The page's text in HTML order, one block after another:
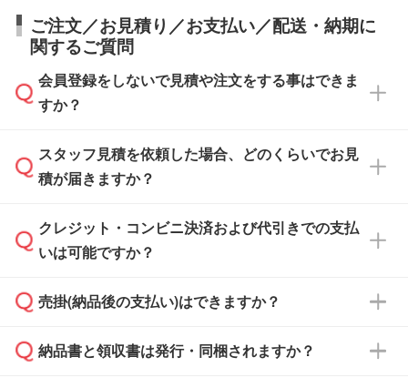
ご注文／お見積り／お支払い／配送・納期に
関するご質問
会員登録をしないで見積や注文をする事はできま
すか？
可能です。見積・注文フォームにて『ゲストの
まま進む』ボタンからお進みのうえ、ご依頼く
スタッフ見積を依頼した場合、どのくらいでお見
積が届きますか？
通常、翌営業日までにお送りしております。混
雑状況によっては、お時間をいただくこともご
依頼いただいた場合は、翌営業日以降のご連絡
クレジット・コンビニ決済および代引きでの支払
いは可能ですか？
銀行振込のみのご対応となります。
売掛(納品後の支払い)はできますか？
基本的には先入金をお願いしておりますが、自
納品書と領収書は発行・同梱されますか？